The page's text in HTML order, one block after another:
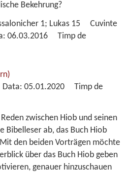
Bekehrung?
1; Lukas 15 Cuvinte
06.03.2016 Timp de
Data: 05.01.2020 Timp de
zwischen Hiob und seinen
Bibelleser ab, das Buch Hiob
den beiden Vorträgen möchte
über das Buch Hiob geben
genauer hinzuschauen